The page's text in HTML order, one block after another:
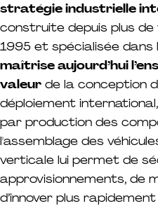
stratégie industrielle
construite depuis plus de
1995 et spécialisée dans
maîtrise aujourd’hui
valeur de la conception
déploiement
par production des
l'assemblage des
verticale lui permet de
approvisionnements, de
d’innover plus